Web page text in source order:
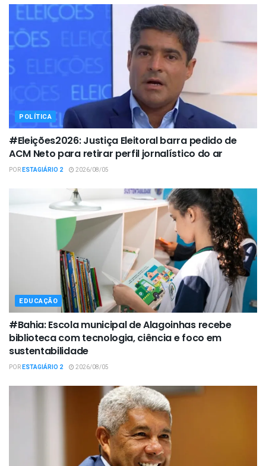
POLÍTICA
#Eleições2026: Justiça Eleitoral barra pedido de
ACM Neto para retirar perfil jornalístico do ar
PORESTAGIÁRIO 2 2026/08/05
EDUCAÇÃO
#Bahia: Escola municipal de Alagoinhas recebe
biblioteca com tecnologia, ciência e foco em
sustentabilidade
PORESTAGIÁRIO 2 2026/08/05